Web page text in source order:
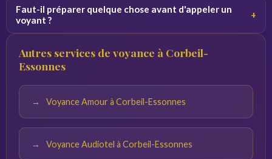
du voyant sur la plateforme. Profitez des minutes
Faut-il préparer quelque chose avant d'appeler un
voyant ?
+
calme. Plus vos questions sont précises, plus les réponses
du voyant seront pertinentes.
Autres services de voyance à Corbeil-
Essonnes
Voyance Amour à Corbeil-Essonnes
Voyance Audiotel à Corbeil-Essonnes